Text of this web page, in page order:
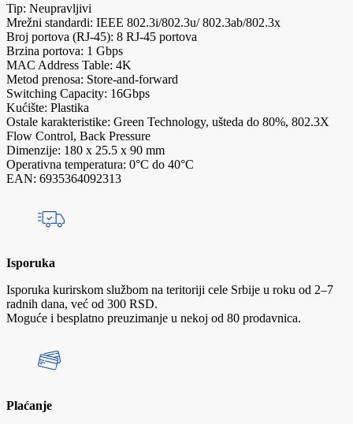
Tip: Neupravljivi
Mrežni standardi: IEEE 802.3i/802.3u/ 802.3ab/802.3x
Broj portova (RJ-45): 8 RJ-45 portova
Brzina portova: 1 Gbps
MAC Address Table: 4K
Metod prenosa: Store-and-forward
Switching Capacity: 16Gbps
Kućište: Plastika
Ostale karakteristike: Green Technology, ušteda do 80%, 802.3X
Flow Control, Back Pressure
Dimenzije: 180 x 25.5 x 90 mm
Operativna temperatura: 0°C do 40°C
EAN: 6935364092313
Isporuka
Isporuka kurirskom službom na teritoriji cele Srbije u roku od 2–7
radnih dana, već od 300 RSD.
Moguće i besplatno preuzimanje u nekoj od 80 prodavnica.
Plaćanje